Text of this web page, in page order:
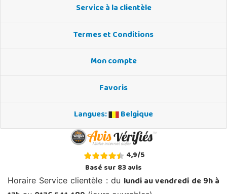
Service à la clientèle
Termes et Conditions
Mon compte
Favoris
Langues:
Belgique
4,9/5
Basé sur83avis
Horaire Service clientèle : du lundi au vendredi de 9h à